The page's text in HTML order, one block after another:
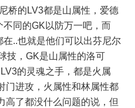
桥的LV3都是山属性，爱德
同的GK以防万一吧，而
在..也就是他们可以出芬尼尔
技，GK是山属性的洛可
的灵魂之手，都是火属
门进攻，火属性和林属性都
高了都没什么问题的说，但